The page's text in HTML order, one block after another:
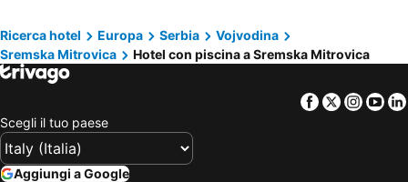
Beočin, hotel con piscina
Lovas, hotel con piscina
Ricerca hotel Europa Serbia
Vojvodina
Sremska Mitrovica
Hotel con piscina a Sremska Mitrovica
Facebook
Twitter
Scegli il tuo paese
Aggiungi a Google